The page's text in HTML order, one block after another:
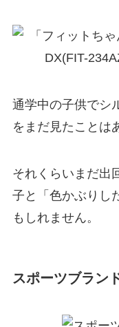
通学中の子供でシ
をまだ見たことは
それくらいまだ出
子と「色かぶりし
もしれません。
スポーツブラン